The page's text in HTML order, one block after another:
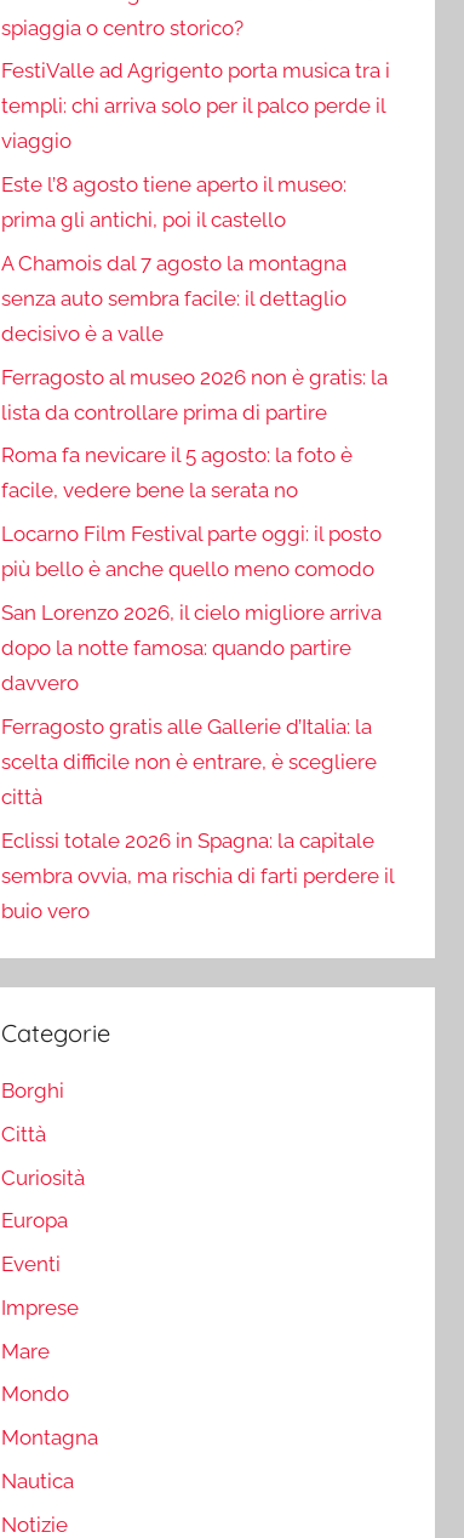
spiaggia o centro storico?
FestiValle ad Agrigento porta musica tra i
templi: chi arriva solo per il palco perde il
viaggio
Este l’8 agosto tiene aperto il museo:
prima gli antichi, poi il castello
A Chamois dal 7 agosto la montagna
senza auto sembra facile: il dettaglio
decisivo è a valle
Ferragosto al museo 2026 non è gratis: la
lista da controllare prima di partire
Roma fa nevicare il 5 agosto: la foto è
facile, vedere bene la serata no
Locarno Film Festival parte oggi: il posto
più bello è anche quello meno comodo
San Lorenzo 2026, il cielo migliore arriva
dopo la notte famosa: quando partire
davvero
Ferragosto gratis alle Gallerie d’Italia: la
scelta difficile non è entrare, è scegliere
città
Eclissi totale 2026 in Spagna: la capitale
sembra ovvia, ma rischia di farti perdere il
buio vero
Categorie
Borghi
Città
Curiosità
Europa
Eventi
Imprese
Mare
Mondo
Montagna
Nautica
Notizie